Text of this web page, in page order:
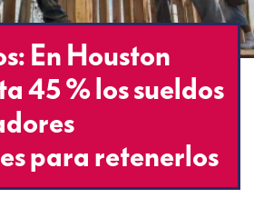
En Houston
45 % los sueldos
para retenerlos